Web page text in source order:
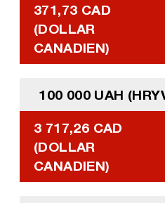
371,73 CAD
(DOLLAR
CANADIEN)
100 000 UAH
3 717,26 CAD
(DOLLAR
CANADIEN)